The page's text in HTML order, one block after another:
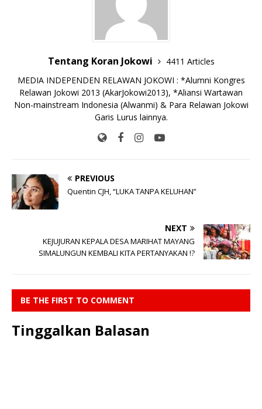
Tentang Koran Jokowi
4411 Articles
MEDIA INDEPENDEN RELAWAN JOKOWI : *Alumni Kongres
Relawan Jokowi 2013 (AkarJokowi2013), *Aliansi Wartawan
Non-mainstream Indonesia (Alwanmi) & Para Relawan Jokowi
Garis Lurus lainnya.
PREVIOUS
Quentin CJH, “LUKA TANPA KELUHAN”
NEXT
KEJUJURAN KEPALA DESA MARIHAT MAYANG
SIMALUNGUN KEMBALI KITA PERTANYAKAN !?
BE THE FIRST TO COMMENT
Tinggalkan Balasan